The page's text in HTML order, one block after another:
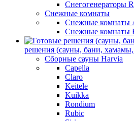
Снегогенераторы
Снежные комнаты
Снежные комнаты
Снежные комнаты
решения (сауны, бани,
Сборные сауны Harvia
Capella
Claro
Keitele
Kuikka
Rondium
Rubic